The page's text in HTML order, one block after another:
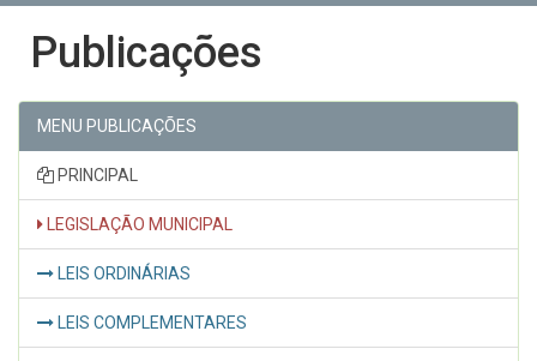
Publicações
MENU PUBLICAÇÕES
PRINCIPAL
LEGISLAÇÃO MUNICIPAL
LEIS ORDINÁRIAS
LEIS COMPLEMENTARES